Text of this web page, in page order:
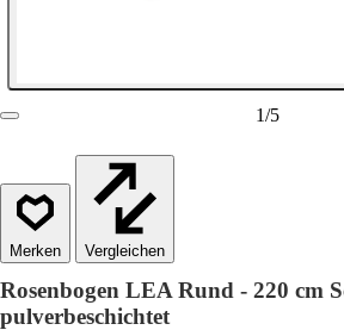
1/5
Vergleichen
Rosenbogen LEA Rund - 220 cm
pulverbeschichtet